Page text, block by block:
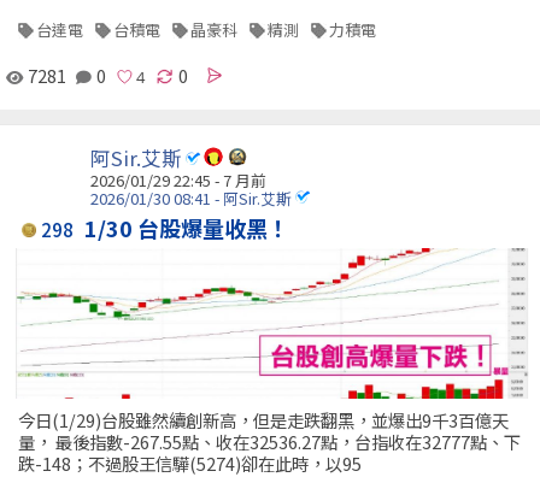
台達電 台積電 晶豪科 精測 力積電
7281 0 0
阿Sir.艾斯
2026/01/29 22:45 - 7 月前
2026/01/30 08:41 - 阿Sir.艾斯
298 1/30 台股爆量收黑！
今日(1/29)台股雖然續創新高，但是走跌翻黑，並爆出9千3百億天
量， 最後指數-267.55點、收在32536.27點，台指收在32777點、下
跌-148；不過股王信驊(5274)卻在此時，以95